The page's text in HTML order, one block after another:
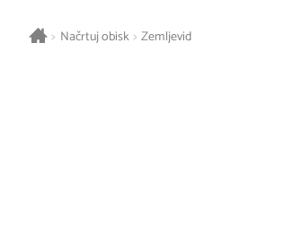
> Načrtuj obisk > Zemljevid